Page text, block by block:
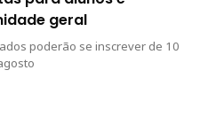
geral
poderão se inscrever de 10